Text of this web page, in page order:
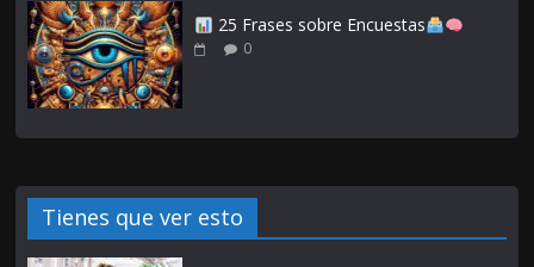
25 Frases sobre Encuestas
0
Tienes que ver esto